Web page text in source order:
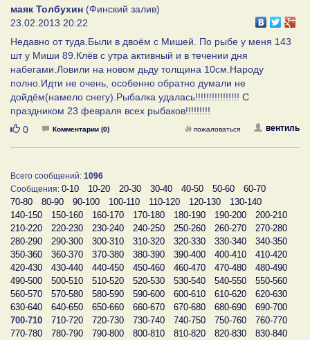
маяк Толбухин (Финский залив)
23.02.2013 20:22
Недавно от туда.Были в двоём с Мишей. По рыбе у меня 143
шт у Миши 89.Клёв с утра активный и в течении дня
набегами.Ловили на новом дьду толщина 10см.Народу
полно.Идти не очень, особенно обратно думали не
дойдём(намело снегу).Рыбалка удалась!!!!!!!!!!!!!!!! С
праздником 23 февраля всех рыбаков!!!!!!!!!
Нравится
0 Комментарии (0) вентиль
пожаловаться
Всего сообщений: 1096
Сообщения: 0-10 10-20 20-30 30-40 40-50 50-60
60-70
70-80
80-90 90-100 100-110 110-120 120-130
130-140
140-150
150-160 160-170 170-180 180-190 190-200
200-210
210-220
220-230 230-240 240-250 250-260 260-270
270-280
280-290
290-300 300-310 310-320 320-330 330-340
340-350
350-360
360-370 370-380 380-390 390-400 400-410
410-420
420-430
430-440 440-450 450-460 460-470 470-480
480-490
490-500
500-510 510-520 520-530 530-540 540-550
550-560
560-570
570-580 580-590 590-600 600-610 610-620
620-630
630-640
640-650 650-660 660-670 670-680 680-690
690-700
700-710
710-720 720-730 730-740 740-750 750-760
760-770
770-780
780-790 790-800 800-810 810-820 820-830
830-840